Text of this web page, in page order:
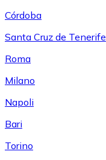
Córdoba
Santa Cruz de Tenerife
Roma
Milano
Napoli
Bari
Torino